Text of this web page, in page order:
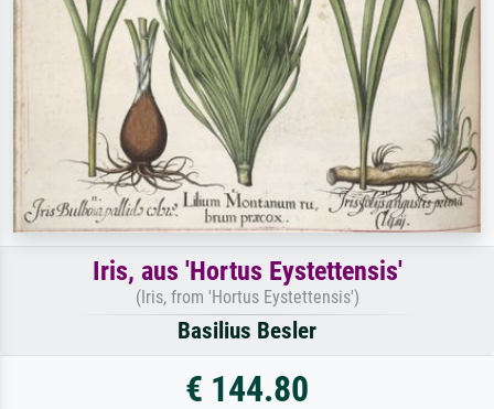
Iris, aus 'Hortus Eystettensis'
(Iris, from 'Hortus Eystettensis')
Basilius Besler
€ 144.80